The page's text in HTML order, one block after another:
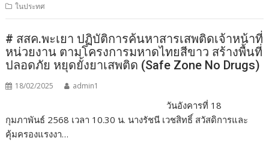
ในประทศ
# สสค.พะเยา ปฏิบัติการค้นหาสารเสพติดเจ้าหน้าที่
หน่วยงาน ตามโครงการมหาดไทยสีขาว สร้างพื้นที่
ปลอดภัย หยุดยั้งยาเสพติด (Safe Zone No Drugs)
18/02/2025 admin1
วันอังคารที่ 18
กุมภาพันธ์ 2568 เวลา 10.30 น. นางรัชนี เวชสิทธิ์ สวัสดิการและ
คุ้มครองแรงงา…